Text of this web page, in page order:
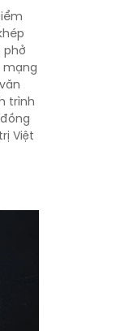
phở
mạng
trình
Việt